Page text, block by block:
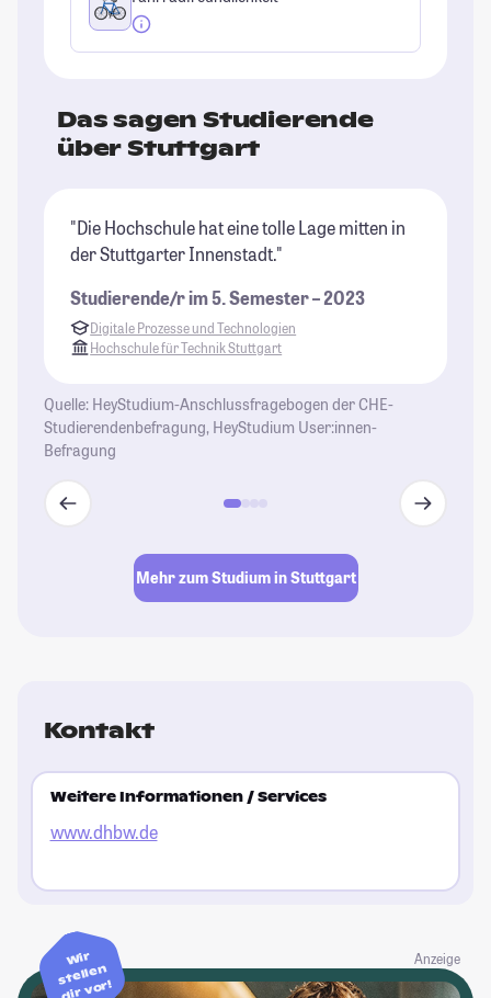
Das sagen Studierende
über Stuttgart
"Die Hochschule hat eine tolle Lage mitten in
der Stuttgarter Innenstadt."
Studierende/r im 5. Semester – 2023
Digitale Prozesse und Technologien
Hochschule für Technik Stuttgart
Quelle: HeyStudium-Anschlussfragebogen der CHE-
Studierendenbefragung, HeyStudium User:innen-
Befragung
Mehr zum Studium in Stuttgart
Kontakt
Weitere Informationen / Services
www.dhbw.de
Anzeige
Wir
stellen
dir vor!